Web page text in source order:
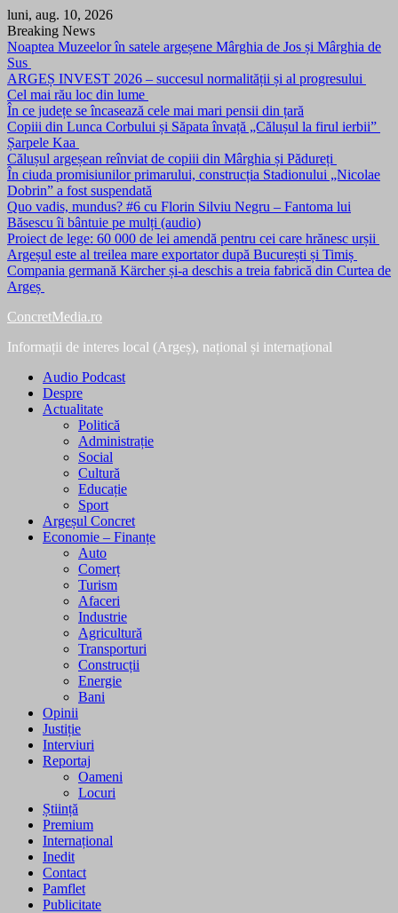
Skip
to
content
luni, aug. 10, 2026
Breaking News
Noaptea Muzeelor în satele argeșene Mârghia de Jos și Mârghia de
Sus
ARGEȘ INVEST 2026 – succesul normalității și al progresului
Cel mai rău loc din lume
În ce județe se încasează cele mai mari pensii din țară
Copiii din Lunca Corbului și Săpata învață „Călușul la firul ierbii”
Șarpele Kaa
Călușul argeșean reînviat de copiii din Mârghia și Pădureți
În ciuda promisiunilor primarului, construcția Stadionului „Nicolae
Dobrin” a fost suspendată
Quo vadis, mundus? #6 cu Florin Silviu Negru – Fantoma lui
Băsescu îi bântuie pe mulți (audio)
Proiect de lege: 60 000 de lei amendă pentru cei care hrănesc urșii
Argeșul este al treilea mare exportator după București și Timiș
Compania germană Kärcher și-a deschis a treia fabrică din Curtea de
Argeș
ConcretMedia.ro
Informații de interes local (Argeș), național și internațional
Audio Podcast
Despre
Actualitate
Politică
Administrație
Social
Cultură
Educație
Sport
Argeșul Concret
Economie – Finanțe
Auto
Comerț
Turism
Afaceri
Industrie
Agricultură
Transporturi
Construcții
Energie
Bani
Opinii
Justiție
Interviuri
Reportaj
Oameni
Locuri
Știință
Premium
Internațional
Inedit
Contact
Pamflet
Publicitate